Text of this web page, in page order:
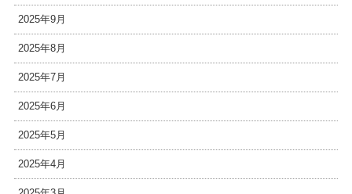
2025年9月
2025年8月
2025年7月
2025年6月
2025年5月
2025年4月